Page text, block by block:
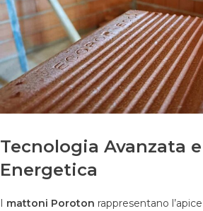
Tecnologia Avanzata
Energetica
mattoni Poroton rappresentano